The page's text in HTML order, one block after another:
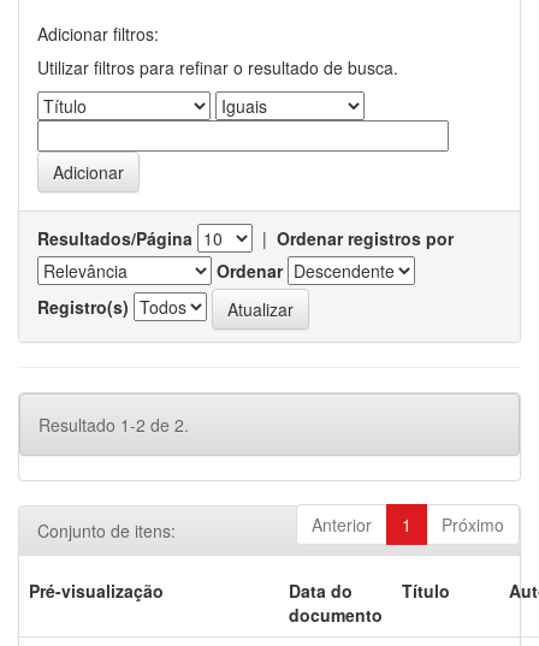
Adicionar filtros:
Utilizar filtros para refinar o resultado de busca.
Resultados/Página | Ordenar registros por
Ordenar
Registro(s)
Resultado 1-2 de 2.
Anterior 1 Próximo
Conjunto de itens:
Pré-visualização
Data do
documento
Título